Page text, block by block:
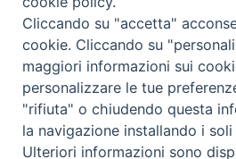
e@mail:info@diocesicosenza.it
tel: +39 0984 687712
Amministrazione
trasparente
Cliccando su "accetta"
cookie. Cliccando su
maggiori informazioni sui
personalizzare le tue
"rifiuta" o chiudendo questa
la navigazione installando i
Ulteriori informazioni sono